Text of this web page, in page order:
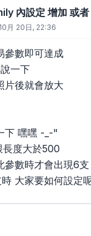
內設定 增加 或
月 20日, 22:36
參數即可達成
一下
片後就會放大
下 嘿嘿 -_-"
度大於500
參數時才會出現6支
大家要如何設定